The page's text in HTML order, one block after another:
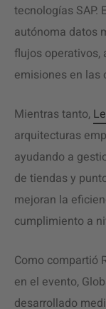
tecnologías SAP.
autónoma datos
flujos operativos,
emisiones en las
Mientras tanto,
arquitecturas
ayudando a
de tiendas y
mejoran la
cumplimiento a
Como compartió
en el evento,
desarrollado